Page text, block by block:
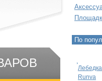
По
Runva